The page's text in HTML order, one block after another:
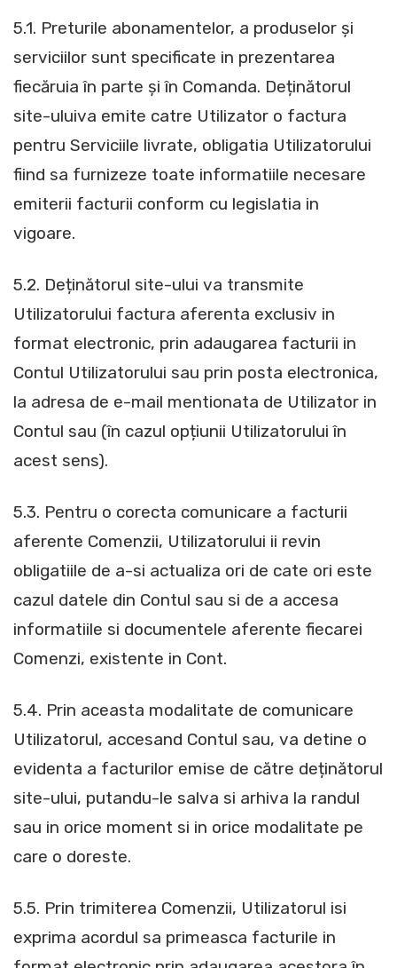
5.1. Preturile abonamentelor, a produselor și
serviciilor sunt specificate in prezentarea
fiecăruia în parte și în Comanda. Deținătorul
site-uluiva emite catre Utilizator o factura
pentru Serviciile livrate, obligatia Utilizatorului
fiind sa furnizeze toate informatiile necesare
emiterii facturii conform cu legislatia in
vigoare.
5.2. Deținătorul site-ului va transmite
Utilizatorului factura aferenta exclusiv in
format electronic, prin adaugarea facturii in
Contul Utilizatorului sau prin posta electronica,
la adresa de e-mail mentionata de Utilizator in
Contul sau (în cazul opțiunii Utilizatorului în
acest sens).
5.3. Pentru o corecta comunicare a facturii
aferente Comenzii, Utilizatorului ii revin
obligatiile de a-si actualiza ori de cate ori este
cazul datele din Contul sau si de a accesa
informatiile si documentele aferente fiecarei
Comenzi, existente in Cont.
5.4. Prin aceasta modalitate de comunicare
Utilizatorul, accesand Contul sau, va detine o
evidenta a facturilor emise de către deținătorul
site-ului, putandu-le salva si arhiva la randul
sau in orice moment si in orice modalitate pe
care o doreste.
5.5. Prin trimiterea Comenzii, Utilizatorul isi
exprima acordul sa primeasca facturile in